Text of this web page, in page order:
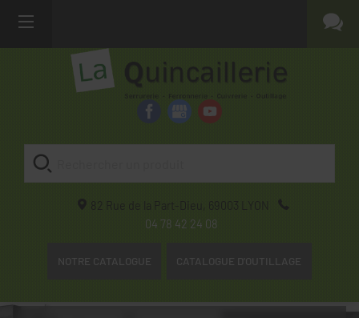
82 Rue de la Part-Dieu, 69003
LYON
04 78 42 24 08
NOTRE CATALOGUE CATALOGUE D'OUTILLAGE